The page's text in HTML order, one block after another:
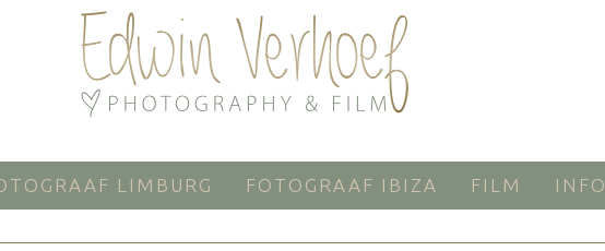
LIMBURG FOTOGRAAF IBIZA FILM INFO